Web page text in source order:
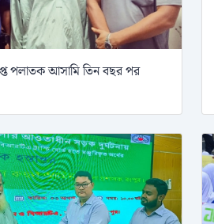
পলাতক আসামি তিন বছর পর